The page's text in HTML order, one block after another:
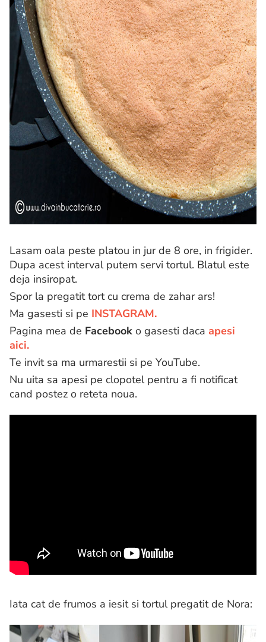
Lasam oala peste platou in jur de 8 ore, in frigider.
Dupa acest interval putem servi tortul. Blatul este
deja insiropat.
Spor la pregatit tort cu crema de zahar ars!
Ma gasesti si pe INSTAGRAM.
Pagina mea de Facebook o gasesti daca apesi
aici.
Te invit sa ma urmarestii si pe YouTube.
Nu uita sa apesi pe clopotel pentru a fi notificat
cand postez o reteta noua.
Iata cat de frumos a iesit si tortul pregatit de Nora: